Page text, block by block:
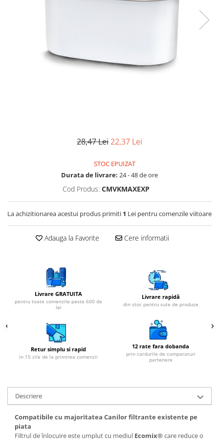
Conectori statie
28,47 Lei22,37 Lei
STOC EPUIZAT
Durata de livrare: 24 - 48 de ore
Cod Produs: CMVKMAXEXP
La achizitionarea acestui produs primiti 1 Lei pentru comenzile viitoare
Adauga la Favorite Cere informatii
Livrare GRATUITA
pentru toate comenzile peste 600 de
lei
Livrare rapidă
din stoc pentru sute de produse
Retur simplu si rapid
in 15 zile de la primirea comenzii
12 rate fara dobanda
prin cardurile de cumparaturi
partenere
Descriere
Compatibile cu majoritatea Canilor filtrante existente pe
piata
Filtrul de înlocuire este umplut cu mediul Ecomix®care reduce o